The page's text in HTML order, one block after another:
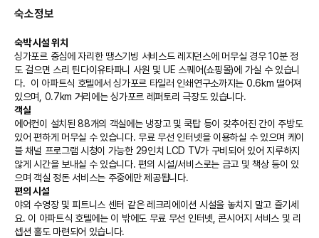
숙소정보
숙박 시설 위치
싱가포르 중심에 자리한 땡스기빙 서비스드 레지던스에 머무실 경우 10분 정
도 걸으면 스리 틴다이유타파니 사원 및 UE 스퀘어(쇼핑몰)에 가실 수 있습니
다.  이 아파트식 호텔에서 싱가포르 타일러 인쇄연구소까지는 0.6km 떨어져
있으며, 0.7km 거리에는 싱가포르 레퍼토리 극장도 있습니다.
객실
에어컨이 설치된 88개의 객실에는 냉장고 및 쿡탑 등이 갖추어진 간이 주방도
있어 편하게 머무실 수 있습니다. 무료 무선 인터넷을 이용하실 수 있으며 케이
블 채널 프로그램 시청이 가능한 29인치 LCD TV가 구비되어 있어 지루하지
않게 시간을 보내실 수 있습니다. 편의 시설/서비스로는 금고 및 책상 등이 있
으며 객실 정돈 서비스는 주중에만 제공됩니다.
편의 시설
야외 수영장 및 피트니스 센터 같은 레크리에이션 시설을 놓치지 말고 즐기세
요. 이 아파트식 호텔에는 이 밖에도 무료 무선 인터넷, 콘시어지 서비스 및 리
셉션 홀도 마련되어 있습니다.